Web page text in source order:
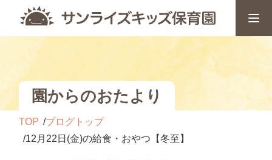
園からのおたより
TOP
ブログトップ
12月22日(金)の給食・おやつ【冬至】